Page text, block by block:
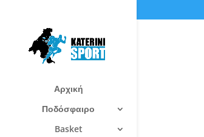
Αρχική
Ποδόσφαιρο
Basket